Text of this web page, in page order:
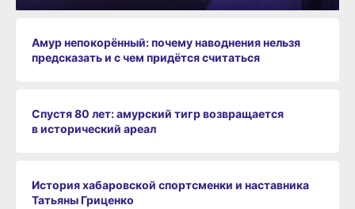
Амур непокорённый: почему наводнения нельзя
предсказать и с чем придётся считаться
Спустя 80 лет: амурский тигр возвращается
в исторический ареал
История хабаровской спортсменки и наставника
Татьяны Гриценко